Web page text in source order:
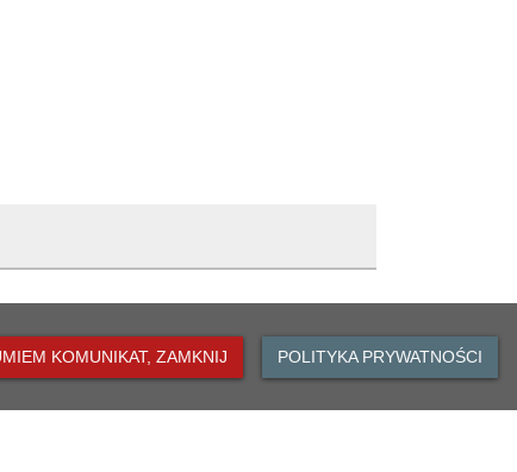
KOMUNIKAT, ZAMKNIJ POLITYKA PRYWATNOŚCI